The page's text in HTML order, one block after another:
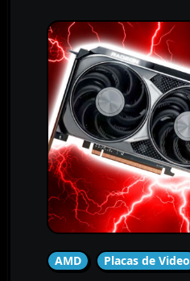
AMD Placas de Video